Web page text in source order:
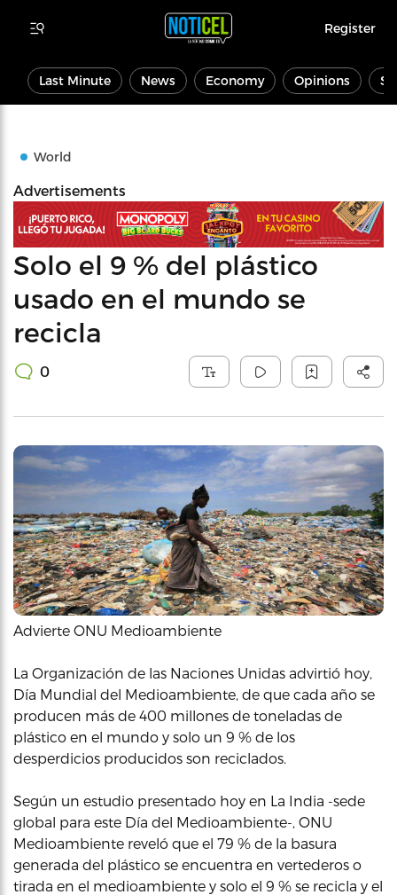
Register
Last Minute News Economy Opinions
World
Advertisements
Solo el 9 % del plástico
usado en el mundo se
recicla
0
Advierte ONU Medioambiente
La Organización de las Naciones Unidas advirtió hoy,
Día Mundial del Medioambiente, de que cada año se
producen más de 400 millones de toneladas de
plástico en el mundo y solo un 9 % de los
desperdicios producidos son reciclados.
Según un estudio presentado hoy en La India -sede
global para este Día del Medioambiente-, ONU
Medioambiente reveló que el 79 % de la basura
generada del plástico se encuentra en vertederos o
tirada en el medioambiente y solo el 9 % se recicla y el